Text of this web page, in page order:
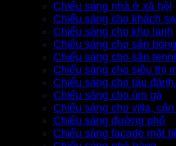
Chiếu sáng nhà ở xã hội
Chiếu sáng cho khách
Chiếu sáng cho kho lạnh
Chiếu sáng cho sân
Chiếu sáng cho sân
Chiếu sáng cho siêu thị
Chiếu sáng cho tàu
Chiếu sáng cho úm gà
Chiếu sáng cho villa,
Chiếu sáng đường phố
Chiếu sáng facade mặt